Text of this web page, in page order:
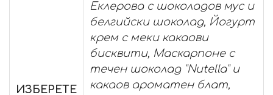
ИЗБЕРЕТЕ
Еклерова с шоколадов мус и
белгийски шоколад, Йогурт
крем с меки какаови
бисквити, Маскарпоне с
течен шоколад "Nutella" и
какаов ароматен блат,